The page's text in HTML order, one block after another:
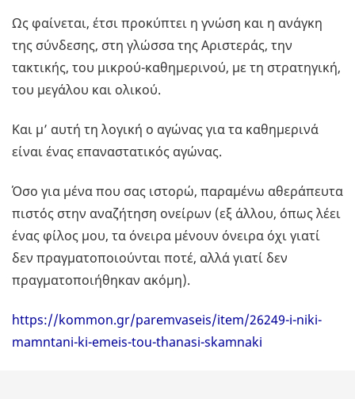
Ως φαίνεται, έτσι προκύπτει η γνώση και η ανάγκη
της σύνδεσης, στη γλώσσα της Αριστεράς, την
τακτικής, του μικρού-καθημερινού, με τη στρατηγική,
του μεγάλου και ολικού.
Και μ’ αυτή τη λογική ο αγώνας για τα καθημερινά
είναι ένας επαναστατικός αγώνας.
Όσο για μένα που σας ιστορώ, παραμένω αθεράπευτα
πιστός στην αναζήτηση ονείρων (εξ άλλου, όπως λέει
ένας φίλος μου, τα όνειρα μένουν όνειρα όχι γιατί
δεν πραγματοποιούνται ποτέ, αλλά γιατί δεν
πραγματοποιήθηκαν ακόμη).
https://kommon.gr/paremvaseis/item/26249-i-niki-
mamntani-ki-emeis-tou-thanasi-skamnaki